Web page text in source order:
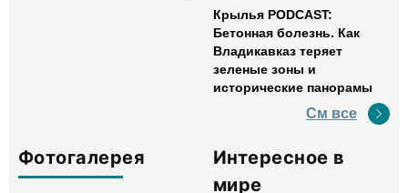
Крылья PODCAST:
Бетонная болезнь. Как
Владикавказ теряет
зеленые зоны и
исторические панорамы
См все
Фотогалерея
Интересное в
мире